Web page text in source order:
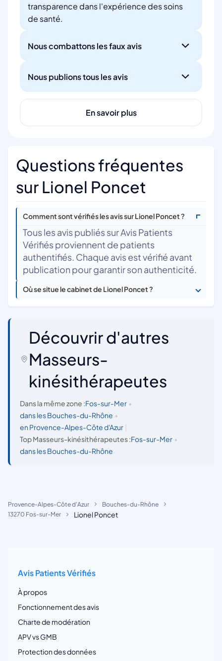
transparence dans l'expérience des soins
de santé.
Nous combattons les faux avis
Nous publions tous les avis
En savoir plus
Questions fréquentes
sur Lionel Poncet
Comment sont vérifiés les avis sur Lionel Poncet ?
Tous les avis publiés sur Avis Patients
Vérifiés proviennent de patients
authentifiés. Chaque avis est vérifié avant
publication pour garantir son authenticité.
Où se situe le cabinet de Lionel Poncet ?
Découvrir d'autres
Masseurs-
kinésithérapeutes
Dans la même zone :Fos-sur-Mer •
dans les Bouches-du-Rhône •
en Provence-Alpes-Côte d'Azur
Top Masseurs-kinésithérapeutes :Fos-sur-Mer •
dans les Bouches-du-Rhône
Provence-Alpes-Côte d'Azur
Bouches-du-Rhône
13270 Fos-sur-Mer
Lionel Poncet
Avis Patients Vérifiés
À propos
Fonctionnement des avis
Charte de modération
APV vs GMB
Protection des données